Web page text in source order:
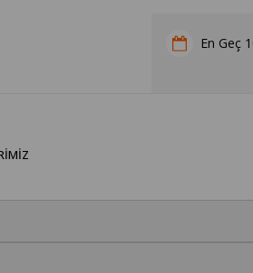
En Geç